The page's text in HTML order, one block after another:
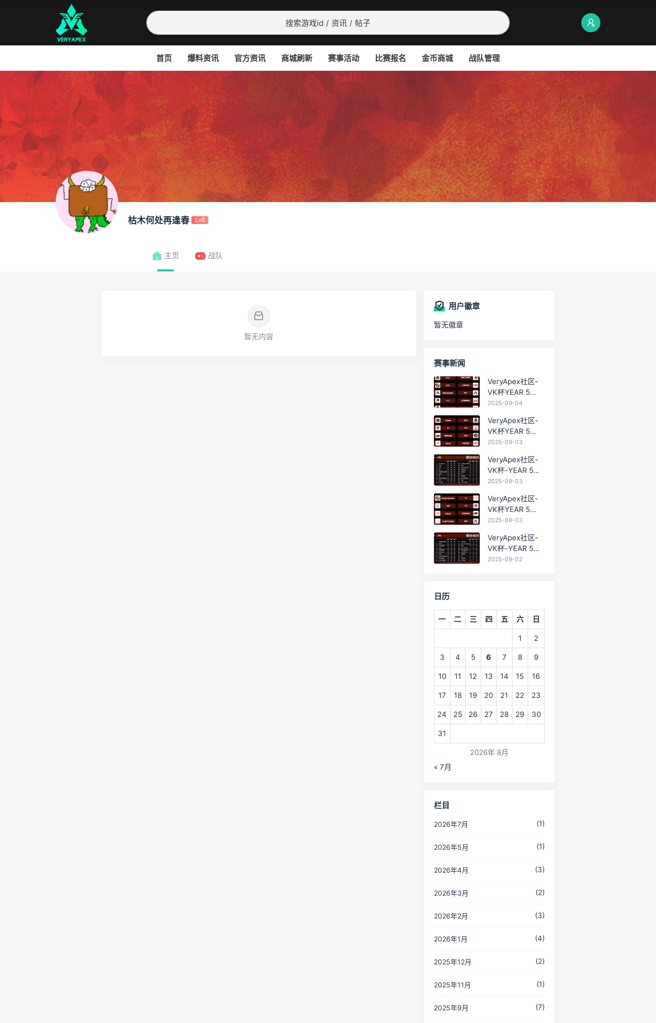
首页 爆料资讯 官方资讯 商城刷新 赛事活动 比赛报名 金币商城 战队管理
枯木何处再逢春 Lv0
主页 战队
暂无内容
用户徽章
暂无徽章
赛事新闻
VeryApex社区-
VK杯YEAR 5
PRO训练赛
2025-09-04
VeryApex社区-
VK杯YEAR 5
PRO训练赛
2025-09-03
VeryApex社区-
VK杯-YEAR 5
PRO训练赛
名积分：
2025-09-03
VeryApex社区-
VK杯YEAR 5
PRO训练赛
如图:
2025-09-03
VeryApex社区-
VK杯-YEAR 5
PRO训练赛
2025-09-02
日历
2026年 8月
一 二 三 四 五 六 日
1 2
3 4 5 6 7 8 9
10 11 12 13 14 15 16
17 18 19 20 21 22 23
24 25 26 27 28 29 30
31
« 7月
栏目
2026年7月 (1)
2026年5月 (1)
2026年4月 (3)
2026年3月 (2)
2026年2月 (3)
2026年1月 (4)
2025年12月 (2)
2025年11月 (1)
2025年9月 (7)